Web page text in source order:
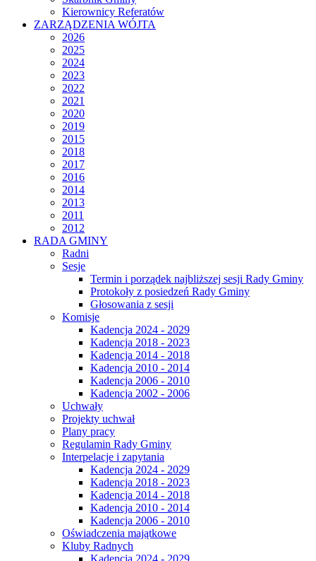
Kierownicy Referatów
ZARZĄDZENIA WÓJTA
2026
2025
2024
2023
2022
2021
2020
2019
2015
2018
2017
2016
2014
2013
2011
2012
RADA GMINY
Radni
Sesje
Termin i porządek najbliższej sesji Rady Gminy
Protokoły z posiedzeń Rady Gminy
Głosowania z sesji
Komisje
Kadencja 2024 - 2029
Kadencja 2018 - 2023
Kadencja 2014 - 2018
Kadencja 2010 - 2014
Kadencja 2006 - 2010
Kadencja 2002 - 2006
Uchwały
Projekty uchwał
Plany pracy
Regulamin Rady Gminy
Interpelacje i zapytania
Kadencja 2024 - 2029
Kadencja 2018 - 2023
Kadencja 2014 - 2018
Kadencja 2010 - 2014
Kadencja 2006 - 2010
Oświadczenia majątkowe
Kluby Radnych
Kadencja 2024 - 2029